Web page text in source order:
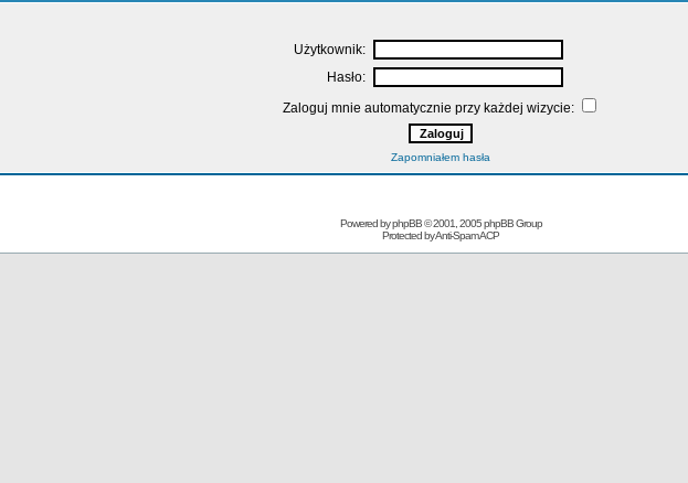
Użytkownik:
Hasło:
Zaloguj mnie automatycznie przy każdej wizycie:
Zapomniałem hasła
Powered byphpBB© 2001, 2005 phpBB Group
Protected byAnti-Spam ACP